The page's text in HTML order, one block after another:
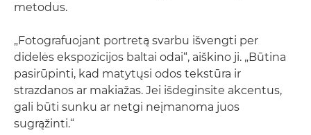
metodus.
„Fotografuojant portretą svarbu išvengti per
didelės ekspozicijos baltai odai“, aiškino ji. „Būtina
pasirūpinti, kad matytųsi odos tekstūra ir
strazdanos ar makiažas. Jei išdeginsite akcentus,
gali būti sunku ar netgi neįmanoma juos
sugrąžinti.“